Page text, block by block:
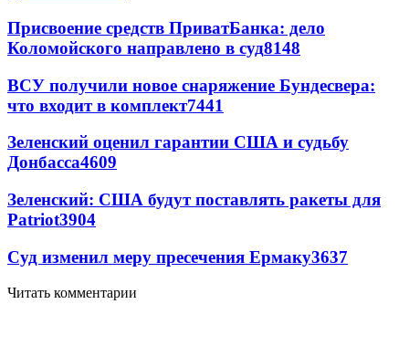
Присвоение средств ПриватБанка: дело
Коломойского направлено в суд8148
ВСУ получили новое снаряжение Бундесвера:
что входит в комплект7441
Зеленский оценил гарантии США и судьбу
Донбасса4609
Зеленский: США будут поставлять ракеты для
Patriot3904
Суд изменил меру пресечения Ермаку3637
Читать комментарии